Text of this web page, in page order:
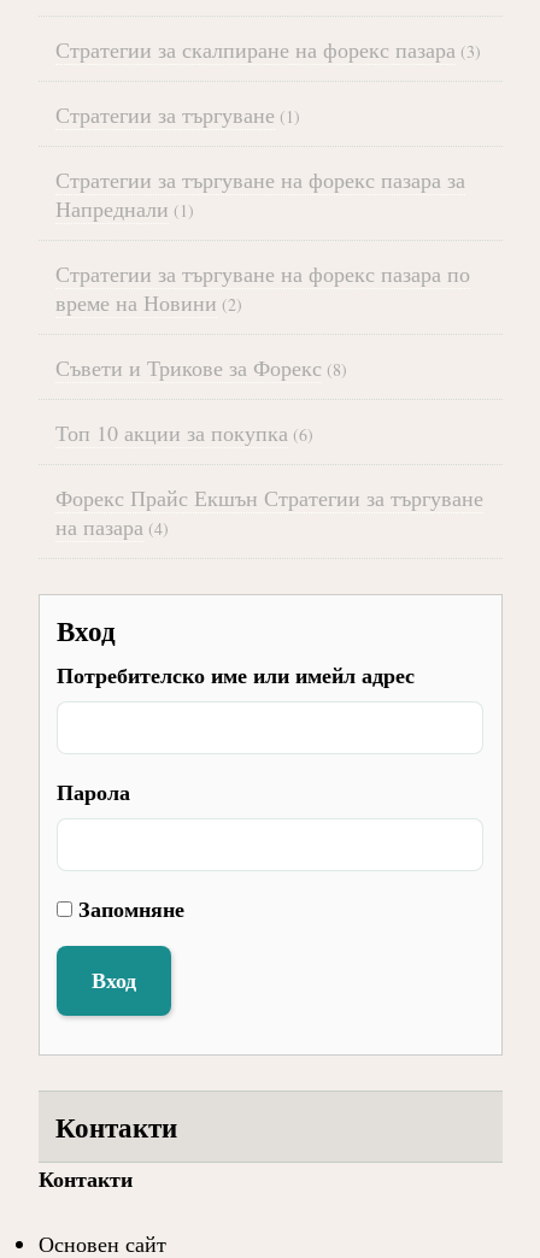
Стратегии за скалпиране на форекс пазара (3)
Стратегии за търгуване (1)
Стратегии за търгуване на форекс пазара за
Напреднали (1)
Стратегии за търгуване на форекс пазара по
време на Новини (2)
Съвети и Трикове за Форекс (8)
Топ 10 акции за покупка (6)
Форекс Прайс Екшън Стратегии за търгуване
на пазара (4)
Вход
Потребителско име или имейл адрес
Парола
Запомняне
Вход
Контакти
Контакти
Основен сайт